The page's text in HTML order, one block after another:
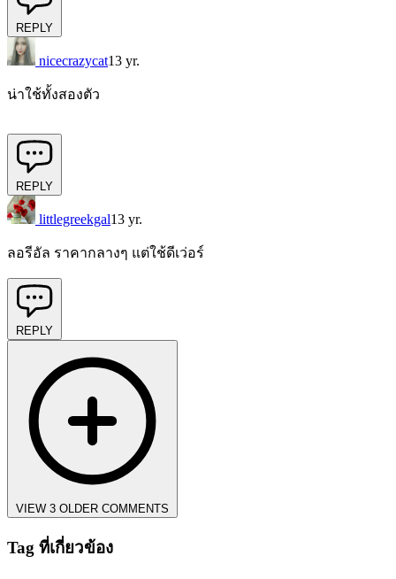
REPLY
nicecrazycat13 yr.
น่าใช้ทั้งสองตัว
REPLY
littlegreekgal13 yr.
ลอรีอัล ราคากลางๆ แต่ใช้ดีเว่อร์
REPLY
VIEW 3 OLDER COMMENTS
Tag ที่เกี่ยวข้อง